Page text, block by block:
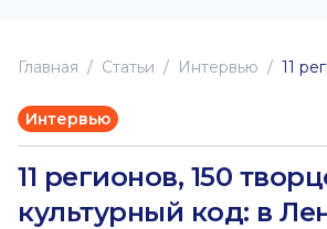
Главная Статьи Интервью 11
Интервью
11 регионов, 150
культурный код: в